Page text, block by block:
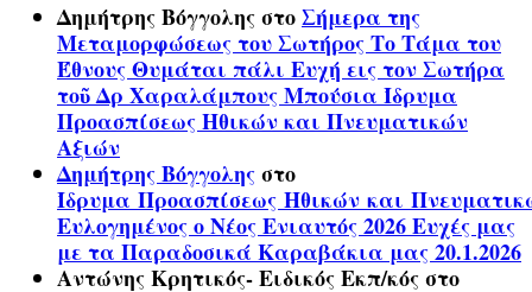
Δημήτρης ΒόγγοληςστοΣήμερα της
Μεταμορφώσεως του Σωτήρος Το Τάμα του
Έθνους Θυμάται πάλι Ευχή εις τον Σωτήρα
τοῦ Δρ Χαραλάμπους Μπούσια Ίδρυμα
Προασπίσεως Ηθικών και Πνευματικών
Αξιών
Δημήτρης Βόγγοληςστο
Ίδρυμα Προασπίσεως Ηθικών και
Ευλογημένος ο Νέος Ενιαυτός 2026 Ευχές μας
με τα Παραδοσικά Καραβάκια μας 20.1.2026
Αντώνης Κρητικός- Ειδικός Εκπ/κόςστο